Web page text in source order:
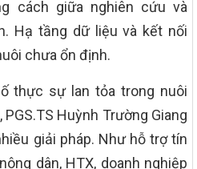
cách giữa nghiên cứu và
Hạ tầng dữ liệu và kết nối
chưa ổn định.
thực sự lan tỏa trong nuôi
Huỳnh Trường Giang
giải pháp. Như hỗ trợ tín
dân, HTX, doanh nghiệp